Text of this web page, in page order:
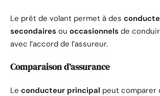
Le prêt de volant permet à des
secondaires ou occasionnels de
avec l’accord de l’assureur.
Comparaison d’assurance
Le conducteur principal peut comparer